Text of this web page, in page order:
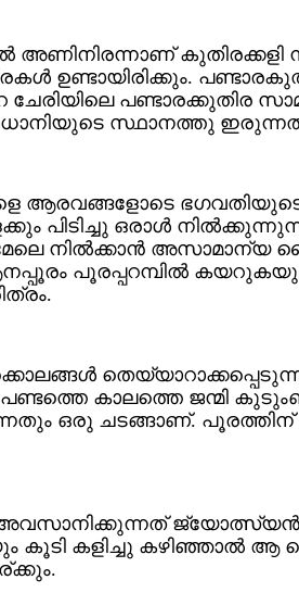
അണിനിരന്നാണ്
ഉണ്ടായിരിക്കും.
പണ്ടാരക്കുതിര
സ്ഥാനത്തു
ഭഗവതിയുടെ
പിടിച്ചു ഒരാള്‍
നില്‍ക്കാന്‍ അസാമാന്യ
ആനപ്പൂരം പൂരപ്പറമ്പില്‍
കാലത്തെ ജന്മി
ഒരു ചടങ്ങാണ്.
അവസാനിക്കുന്നത്
കളിച്ചു കഴിഞ്ഞാല്‍